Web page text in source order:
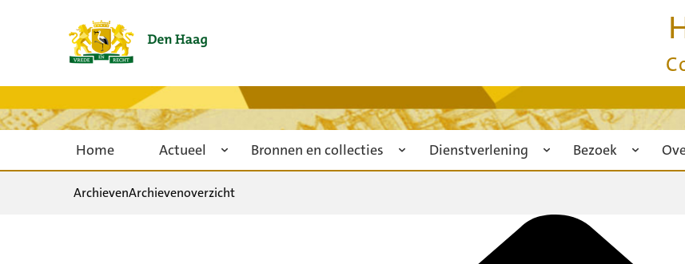
Home Actueel Bronnen en collecties Dienstverlening Bezoek
ArchievenArchievenoverzicht